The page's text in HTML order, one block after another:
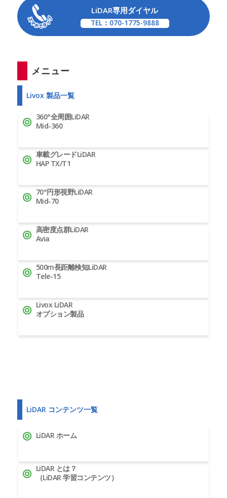
LiDAR専用ダイヤル
TEL：070-1775-9888
メニュー
Livox 製品一覧
360°全周囲LiDAR
Mid-360
車載グレードLiDAR
HAP TX/T1
70°円形視野LiDAR
Mid-70
高密度点群LiDAR
Avia
500m長距離検知LiDAR
Tele-15
Livox LiDAR
オプション製品
LiDAR コンテンツ一覧
LiDAR ホーム
LiDAR とは？
（LiDAR 学習コンテンツ）